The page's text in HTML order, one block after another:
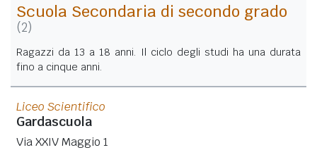
Scuola Secondaria di secondo grado
(2)
Ragazzi da 13 a 18 anni. Il ciclo degli studi ha una durata
fino a cinque anni.
Liceo Scientifico
Gardascuola
Via XXIV Maggio 1